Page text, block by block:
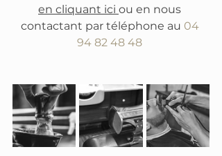
en cliquant ici ou en nous
contactant par téléphone au 04
94 82 48 48